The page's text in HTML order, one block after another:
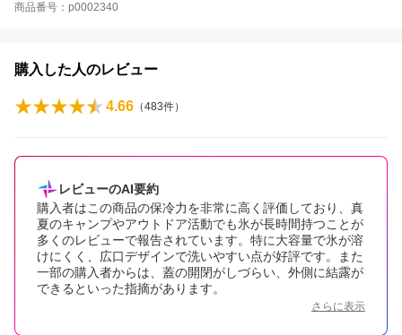
商品番号：p0002340
購入した人のレビュー
4.66 （483件）
レビューのAI要約
購入者はこの商品の保冷力を非常に高く評価しており、真
夏のキャンプやアウトドア活動でも氷が長時間持つことが
多くのレビューで報告されています。特に大容量で氷が溶
けにくく、広口デザインで洗いやすい点が好評です。また
一部の購入者からは、蓋の開閉がしづらい、外側に結露が
できるといった指摘があります。
さらに表示